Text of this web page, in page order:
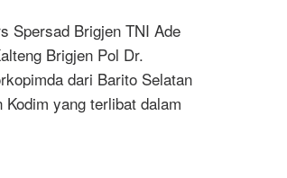
Spersad Brigjen TNI Ade
Brigjen Pol Dr.
dari Barito Selatan
yang terlibat dalam